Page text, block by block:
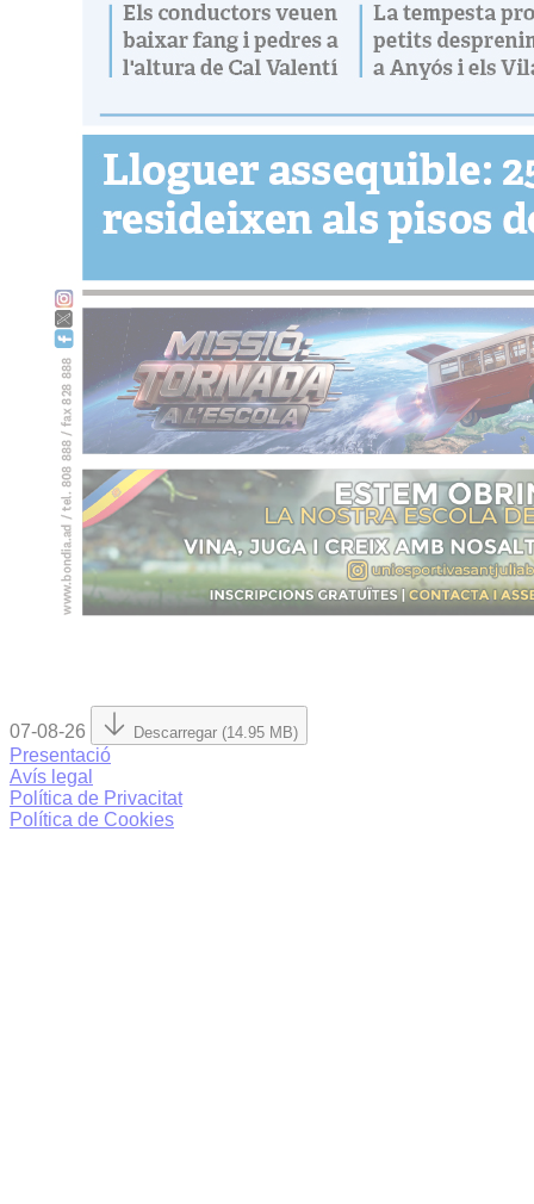
07-08-26 Descarregar (14.95 MB)
Presentació
Avís legal
Política de Privacitat
Política de Cookies